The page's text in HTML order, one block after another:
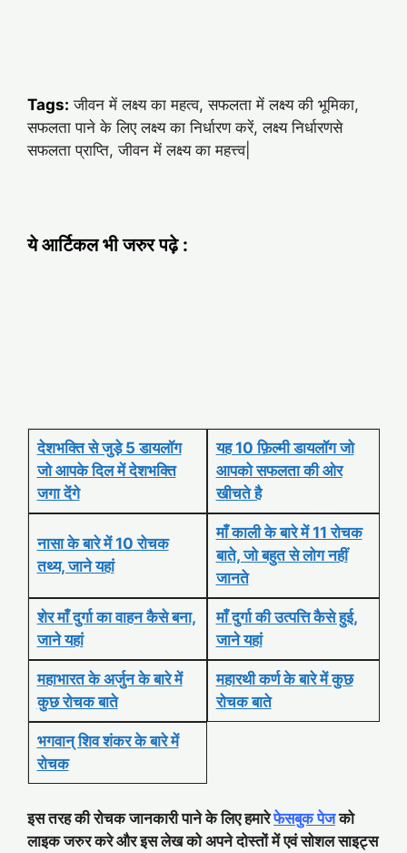
Tags: जीवन में लक्ष्य का महत्व, सफलता में लक्ष्य की भूमिका,
सफलता पाने के लिए लक्ष्य का निर्धारण करें, लक्ष्य निर्धारणसे
सफलता प्राप्ति, जीवन में लक्ष्य का महत्त्व|
ये आर्टिकल भी जरुर पढ़े :
देशभक्ति से जुड़े 5 डायलॉग
जो आपके दिल में देशभक्ति
जगा देंगे
यह 10 फ़िल्मी डायलॉग जो
आपको सफलता की ओर
खीचते है
नासा के बारे में 10 रोचक
तथ्य, जाने यहां
माँ काली के बारे में 11 रोचक
बाते, जो बहुत से लोग नहीं
जानते
शेर माँ दुर्गा का वाहन कैसे बना,
जाने यहां
माँ दुर्गा की उत्पत्ति कैसे हुई,
जाने यहां
महाभारत के अर्जुन के बारे में
कुछ रोचक बाते
महारथी कर्ण के बारे में कुछ
रोचक बाते
भगवान् शिव शंकर के बारे में
रोचक
इस तरह की रोचक जानकारी पाने के लिए हमारेफेसबुक पेजको
लाइक जरुर करे और इस लेख को अपने दोस्तों में एवं सोशल साइट्स